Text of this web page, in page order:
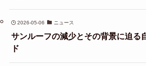
2026-05-06 ニュース
サンルーフの減少とその背景に迫る
ド